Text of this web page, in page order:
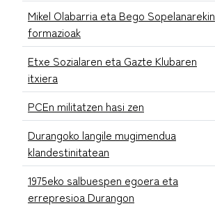
Mikel Olabarria eta Bego Sopelanarekin
formazioak
Etxe Sozialaren eta Gazte Klubaren
itxiera
PCEn militatzen hasi zen
Durangoko langile mugimendua
klandestinitatean
1975eko salbuespen egoera eta
errepresioa Durangon